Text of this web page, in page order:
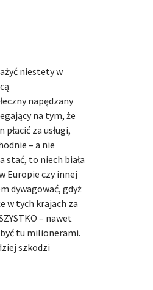
niestety w
napędzany
na tym, że
za usługi,
– a nie
stać, to niech biała
Europie czy innej
dywagować, gdyż
w tych krajach za
– nawet
tu milionerami.
szkodzi